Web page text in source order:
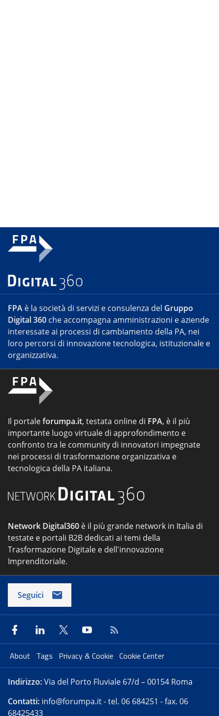
FPA è la società di servizi e consulenza del Gruppo
Digital 360 che accompagna amministrazioni e aziende
interessate ai processi di cambiamento della PA, nei
loro percorsi di innovazione tecnologica, istituzionale e
organizzativa.
Il portaleforumpa.it, testata online di FPA, è il più
importante luogo virtuale di approfondimento e
confronto tra le community di innovatori impegnate
nei processi di trasformazione organizzativa e
tecnologica della PA italiana.
Network Digital360 è il più grande network in Italia di
testate e portali B2B dedicati ai temi della
Trasformazione Digitale e dell'innovazione
Imprenditoriale.
Seguici
About Tags Privacy & Cookie Cookie Center
Indirizzo:Via del Porto Fluviale 67/d – 00154 Roma
Contatti: info@forumpa.it- tel. 06 684251 - fax. 06
68425433